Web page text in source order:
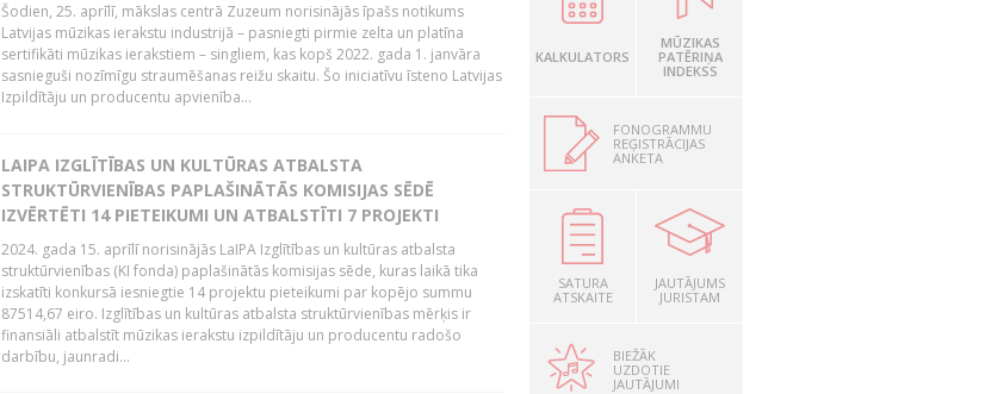
Šodien, 25. aprīlī, mākslas centrā Zuzeum norisinājās īpašs notikums
Latvijas mūzikas ierakstu industrijā – pasniegti pirmie zelta un platīna
sertifikāti mūzikas ierakstiem – singliem, kas kopš 2022. gada 1. janvāra
sasnieguši nozīmīgu straumēšanas reižu skaitu. Šo iniciatīvu īsteno Latvijas
Izpildītāju un producentu apvienība...
LAIPA IZGLĪTĪBAS UN KULTŪRAS ATBALSTA
STRUKTŪRVIENĪBAS PAPLAŠINĀTĀS KOMISIJAS SĒDĒ
IZVĒRTĒTI 14 PIETEIKUMI UN ATBALSTĪTI 7 PROJEKTI
2024. gada 15. aprīlī norisinājās LaIPA Izglītības un kultūras atbalsta
struktūrvienības (KI fonda) paplašinātās komisijas sēde, kuras laikā tika
izskatīti konkursā iesniegtie 14 projektu pieteikumi par kopējo summu
87514,67 eiro. Izglītības un kultūras atbalsta struktūrvienības mērķis ir
finansiāli atbalstīt mūzikas ierakstu izpildītāju un producentu radošo
darbību, jaunradi...
KALKULATORS
MŪZIKAS
PATĒRIŅA
INDEKSS
FONOGRAMMU
REĢISTRĀCIJAS
ANKETA
SATURA
ATSKAITE
JAUTĀJUMS
JURISTAM
BIEŽĀK
UZDOTIE
JAUTĀJUMI